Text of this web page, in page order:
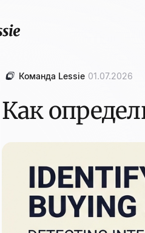
Команда Lessie 01.07.2026
Как